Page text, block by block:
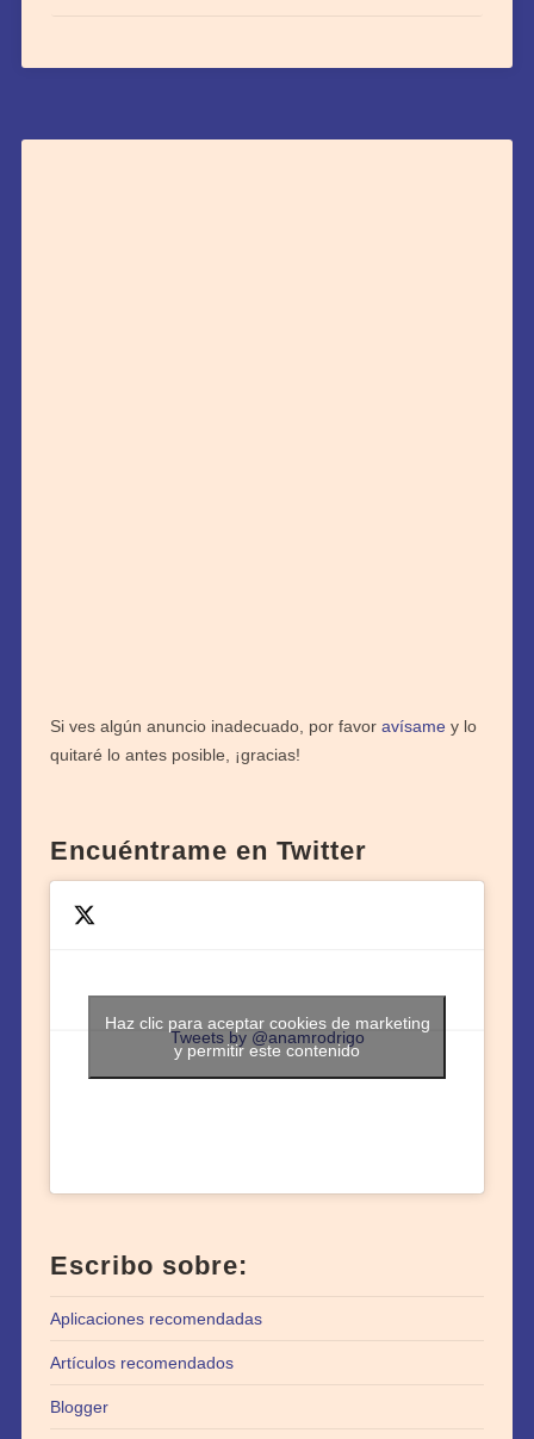
Si ves algún anuncio inadecuado, por favor avísamey lo
quitaré lo antes posible, ¡gracias!
Encuéntrame en Twitter
Tweets by @anamrodrigo
Haz clic para aceptar cookies de marketing
y permitir este contenido
Escribo sobre:
Aplicaciones recomendadas
Artículos recomendados
Blogger